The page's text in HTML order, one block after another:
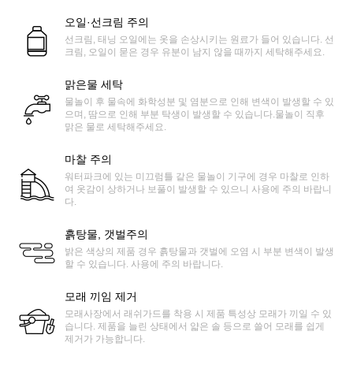
오일·선크림 주의
선크림, 태닝 오일에는 옷을 손상시키는 원료가 들어 있습니다. 선
크림, 오일이 묻은 경우 유분이 남지 않을 때까지 세탁해주세요.
맑은물 세탁
물놀이 후 물속에 화학성분 및 염분으로 인해 변색이 발생할 수 있
으며, 땀으로 인해 부분 탁생이 발생할 수 있습니다.물놀이 직후
맑은 물로 세탁해주세요.
마찰 주의
워터파크에 있는 미끄럼틀 같은 물놀이 기구에 경우 마찰로 인하
여 옷감이 상하거나 보풀이 발생할 수 있으니 사용에 주의 바랍니
다.
흙탕물, 갯벌주의
밝은 색상의 제품 경우 흙탕물과 갯벌에 오염 시 부분 변색이 발생
할 수 있습니다. 사용에 주의 바랍니다.
모래 끼임 제거
모래사장에서 래쉬가드를 착용 시 제품 특성상 모래가 끼일 수 있
습니다. 제품을 늘린 상태에서 얇은 솔 등으로 쓸어 모래를 쉽게
제거가 가능합니다.